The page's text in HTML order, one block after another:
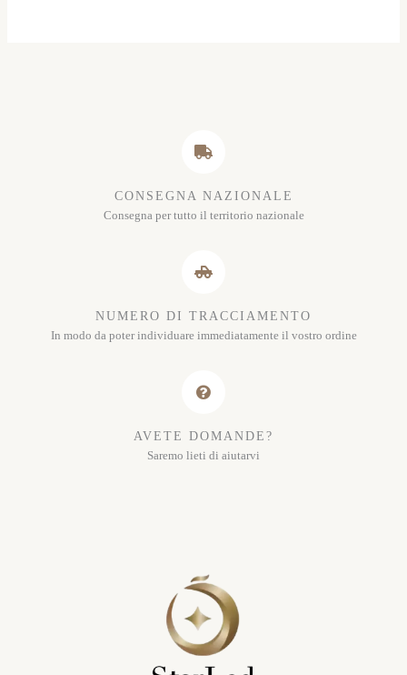
CONSEGNA NAZIONALE
Consegna per tutto il territorio nazionale
NUMERO DI TRACCIAMENTO
In modo da poter individuare immediatamente il vostro ordine
AVETE DOMANDE?
Saremo lieti di aiutarvi